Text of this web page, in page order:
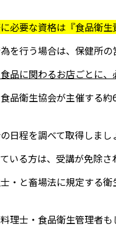
要な資格は『食品衛生
行う場合は、保健所の
品に関わるお店ごとに、
品衛生協会が主催する
日程を調べて取得しまし
る方は、受講が免除さ
・と畜場法に規定する
理士・食品衛生管理者